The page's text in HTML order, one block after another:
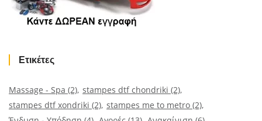
Ετικέτες
Massage - Spa (2) stampes dtf chondriki (2)
stampes dtf xondriki (2) stampes me to metro (2)